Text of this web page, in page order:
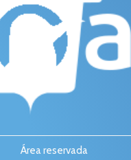
Área reservada